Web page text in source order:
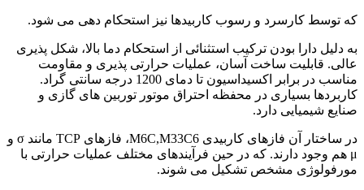
که توسط کارسرد و رسوب کاربیدها نیز استحکام دهی می شود.
به دلیل دارا بودن ترکیب استثنائی از استحکام دما بالا، شکل پذیری
عالی. قابلیت ساخت آسان، عملیات حرارتی پذیری و مقاومت
مناسب در برابر اکسیداسیون تا دمای 1200 درجه سانتی گراد.
کاربردها بسیاری در محفظه احتراق موتور توربین های گازی و
صنایع شیمیایی دارد.
در ساختار آن فازهای کاربیدی M6C,M33C6، فازهای TCP مانند σ و
μ هم وجود دارند. که در حین فرآیندهای مختلف عملیات حرارتی با
مورفولوژی مشخص تشکیل می شوند.